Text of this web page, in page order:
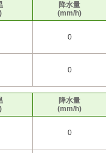
降水量
(mm/h)
0
0
降水量
(mm/h)
0